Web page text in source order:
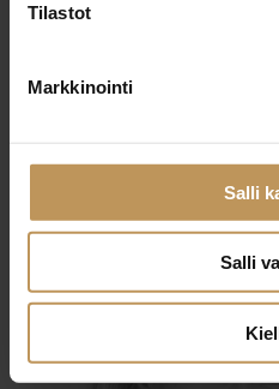
Tilastot
Markkinointi
Salli
Salli
Tomi Jakama
Lue artikkeli